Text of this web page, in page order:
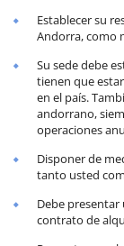
Establecer su
Andorra, como
Su sede debe
tienen que
en el país.
andorrano,
operaciones
Disponer de
tanto usted
Debe
contrato de